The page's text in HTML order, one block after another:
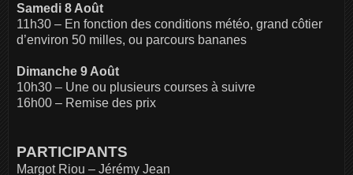
Samedi 8 Août
11h30 – En fonction des conditions météo, grand côtier
d’environ 50 milles, ou parcours bananes
Dimanche 9 Août
10h30 – Une ou plusieurs courses à suivre
16h00 – Remise des prix
PARTICIPANTS
Margot Riou – Jérémy Jean